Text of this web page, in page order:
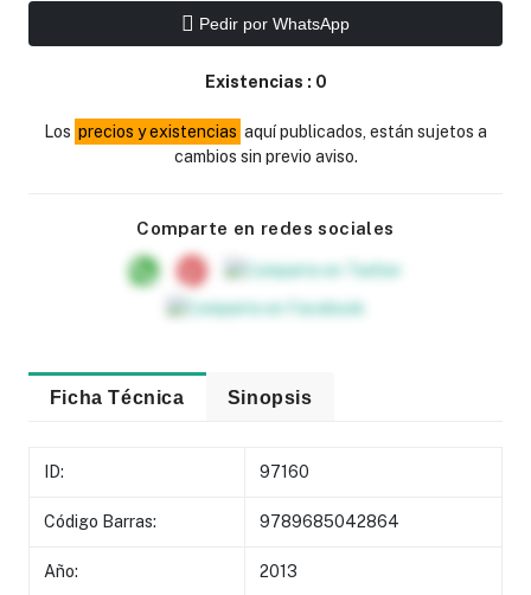
Pedir por WhatsApp
Existencias : 0
Los precios y existencias aquí publicados, están sujetos a
cambios sin previo aviso.
Comparte en redes sociales
Ficha Técnica Sinopsis
ID: 97160
Código Barras: 9789685042864
Año: 2013